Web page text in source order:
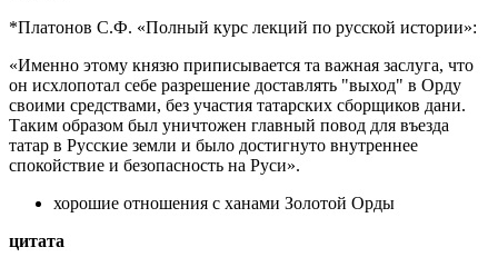
*Платонов С.Ф. «Полный курс лекций по русской истории»:
«Именно этому князю приписывается та важная заслуга, что
он исхлопотал себе разрешение доставлять "выход" в Орду
своими средствами, без участия татарских сборщиков дани.
Таким образом был уничтожен главный повод для въезда
татар в Русские земли и было достигнуто внутреннее
спокойствие и безопасность на Руси».
хорошие отношения с ханами Золотой Орды
цитата